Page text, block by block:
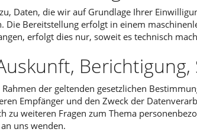
Daten, die wir auf Grundlage Ihrer
Die Bereitstellung erfolgt in einem
erfolgt dies nur, soweit es technisch
der geltenden gesetzlichen
Empfänger und den Zweck der
zu weiteren Fragen zum Thema
uns wenden.